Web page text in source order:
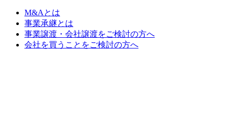
M&Aとは
事業承継とは
事業譲渡・会社譲渡をご検討の方へ
会社を買うことをご検討の方へ